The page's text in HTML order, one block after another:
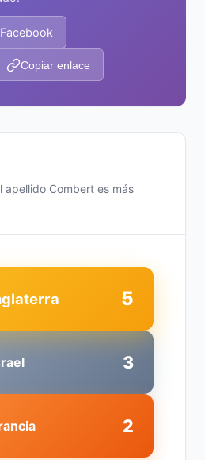
Facebook
Copiar enlace
apellido Combert es más
3
5
2